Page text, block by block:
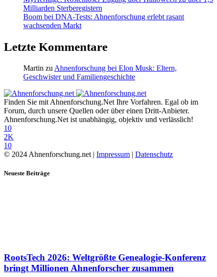
Milliarden Sterberegistern
Boom bei DNA-Tests: Ahnenforschung erlebt rasant
wachsenden Markt
Letzte Kommentare
Martin zu Ahnenforschung bei Elon Musk: Eltern,
Geschwister und Familiengeschichte
Finden Sie mit Ahnenforschung.Net Ihre Vorfahren. Egal ob im
Forum, durch unsere Quellen oder über einen Dritt-Anbieter.
Ahnenforschung.Net ist unabhängig, objektiv und verlässlich!
10
2K
10
© 2024 Ahnenforschung.net | Impressum | Datenschutz
Neueste Beiträge
RootsTech 2026: Weltgrößte Genealogie-Konferenz
bringt Millionen Ahnenforscher zusammen